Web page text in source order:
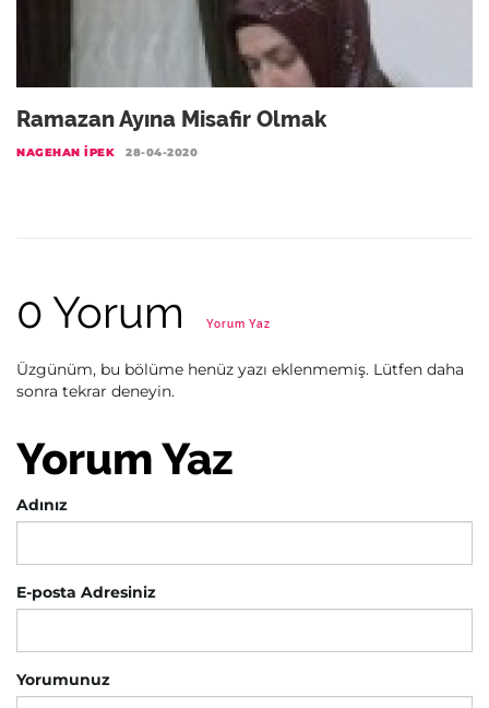
Ramazan Ayına Misafir Olmak
NAGEHAN İPEK 28-04-2020
0 Yorum Yorum Yaz
Üzgünüm, bu bölüme henüz yazı eklenmemiş. Lütfen daha
sonra tekrar deneyin.
Yorum Yaz
Adınız
E-posta Adresiniz
Yorumunuz